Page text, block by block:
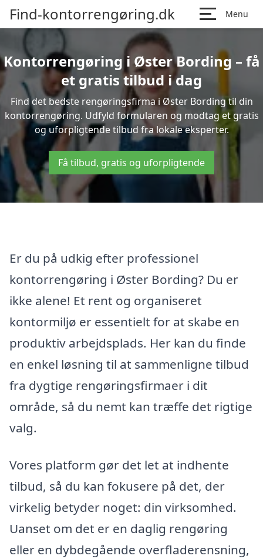
Find-kontorrengøring.dk Menu
Kontorrengøring i Øster Bording – få
et gratis tilbud i dag
Find det bedste rengøringsfirma i Øster Bording til din
kontorrengøring. Udfyld formularen og modtag et gratis
og uforpligtende tilbud fra lokale eksperter.
Få tilbud, gratis og uforpligtende
Er du på udkig efter professionel
kontorrengøring i Øster Bording? Du er
ikke alene! Et rent og organiseret
kontormiljø er essentielt for at skabe en
produktiv arbejdsplads. Her kan du finde
en enkel løsning til at sammenligne tilbud
fra dygtige rengøringsfirmaer i dit
område, så du nemt kan træffe det rigtige
valg.
Vores platform gør det let at indhente
tilbud, så du kan fokusere på det, der
virkelig betyder noget: din virksomhed.
Uanset om det er en daglig rengøring
eller en dybdegående overfladerensning,